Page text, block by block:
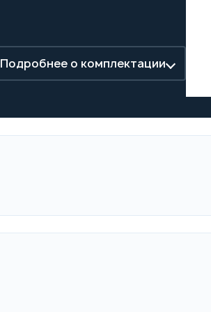
Подробнее о комплектации